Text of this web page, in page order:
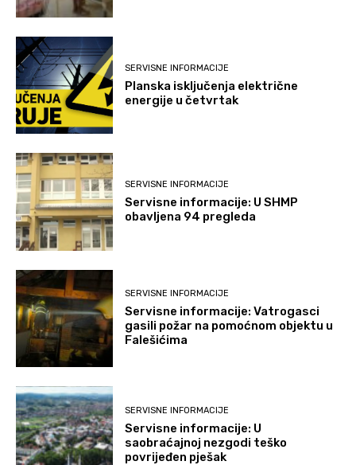
SERVISNE INFORMACIJE
Planska isključenja električne
energije u četvrtak
SERVISNE INFORMACIJE
Servisne informacije: U SHMP
obavljena 94 pregleda
SERVISNE INFORMACIJE
Servisne informacije: Vatrogasci
gasili požar na pomoćnom objektu u
Falešićima
SERVISNE INFORMACIJE
Servisne informacije: U
saobraćajnoj nezgodi teško
povrijeđen pješak